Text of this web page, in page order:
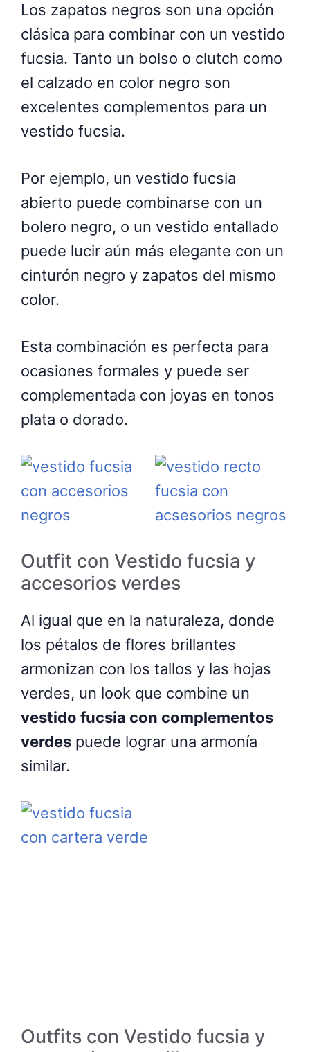
Los zapatos negros son una opción
clásica para combinar con un vestido
fucsia. Tanto un bolso o clutch como
el calzado en color negro son
excelentes complementos para un
vestido fucsia.
Por ejemplo, un vestido fucsia
abierto puede combinarse con un
bolero negro, o un vestido entallado
puede lucir aún más elegante con un
cinturón negro y zapatos del mismo
color.
Esta combinación es perfecta para
ocasiones formales y puede ser
complementada con joyas en tonos
plata o dorado.
Outfit con Vestido fucsia y
accesorios verdes
Al igual que en la naturaleza, donde
los pétalos de flores brillantes
armonizan con los tallos y las hojas
verdes, un look que combine un
vestido fucsia con complementos
verdes puede lograr una armonía
similar.
Outfits con Vestido fucsia y